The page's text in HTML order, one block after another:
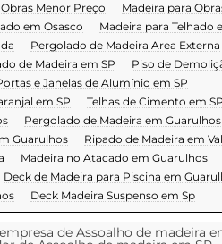
Menor Preço
Madeira para
em Osasco
Madeira para Telhado
Pergolado de Madeira Area Externa
de Madeira em SP
Piso de
e Janelas de Alumínio em SP
em SP
Telhas de Cimento em SP
Pergolado de Madeira em Guarulhos
Guarulhos
Ripado de Madeira em
Madeira no Atacado em Guarulhos
Deck de Madeira para Piscina em
Deck Madeira Suspenso em Sp
de Assoalho de madeira